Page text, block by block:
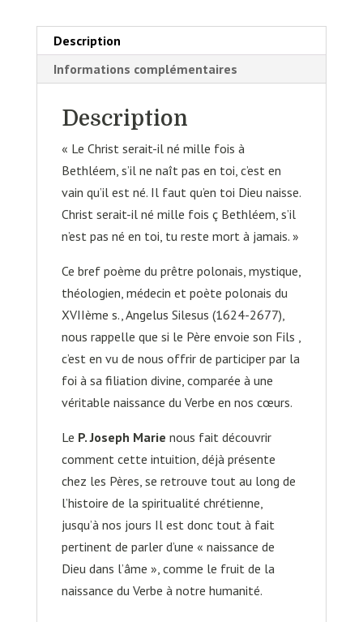
Description
Informations complémentaires
Description
« Le Christ serait-il né mille fois à
Bethléem, s’il ne naît pas en toi, c’est en
vain qu’il est né. Il faut qu’en toi Dieu naisse.
Christ serait-il né mille fois ç Bethléem, s’il
n’est pas né en toi, tu reste mort à jamais. »
Ce bref poème du prêtre polonais, mystique,
théologien, médecin et poète polonais du
XVIIème s., Angelus Silesus (1624-2677),
nous rappelle que si le Père envoie son Fils ,
c’est en vu de nous offrir de participer par la
foi à sa filiation divine, comparée à une
véritable naissance du Verbe en nos cœurs.
Le P. Joseph Marie nous fait découvrir
comment cette intuition, déjà présente
chez les Pères, se retrouve tout au long de
l’histoire de la spiritualité chrétienne,
jusqu’à nos jours Il est donc tout à fait
pertinent de parler d’une « naissance de
Dieu dans l’âme », comme le fruit de la
naissance du Verbe à notre humanité.